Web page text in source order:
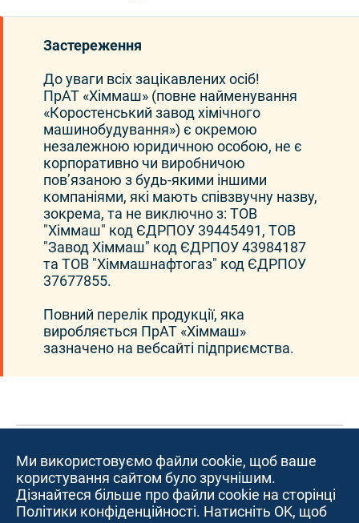
Застереження
До уваги всіх зацікавлених осіб!
ПрАТ «Хіммаш» (повне найменування
«Коростенський завод хімічного
машинобудування») є окремою
незалежною юридичною особою, не є
корпоративно чи виробничою
повʼязаною з будь-якими іншими
компаніями, які мають співзвучну назву,
зокрема, та не виключно з: ТОВ
"Хіммаш" код ЄДРПОУ 39445491, ТОВ
"Завод Хіммаш" код ЄДРПОУ 43984187
та ТОВ "Хіммашнафтогаз" код ЄДРПОУ
37677855.
Повний перелік продукції, яка
виробляється ПрАТ «Хіммаш»
зазначено на вебсайті підприємства.
Ми використовуємо файли cookie, щоб ваше
користування сайтом було зручнішим.
Дізнайтеся більше про файли cookie на сторінці
Політики конфіденційності. Натисніть OK, щоб
© ПрАТ «Хіммаш» 1949-2026. Всі права захіщенні.